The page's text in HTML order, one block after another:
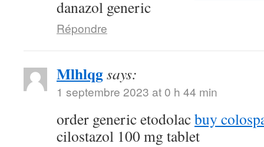
danazol generic
Répondre
Mlhlqgsays:
1 septembre 2023 at 0 h 44 min
order generic etodolacbuy
cilostazol 100 mg tablet